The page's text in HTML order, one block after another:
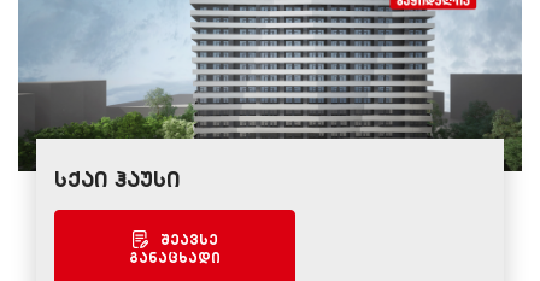
სქაი ჰაუსი
შეავსე
განაცხადი